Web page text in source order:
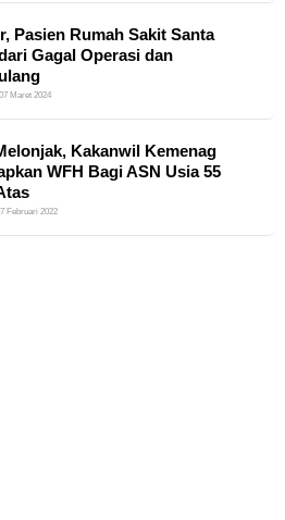
Pasien Rumah Sakit Santa
Gagal Operasi dan
Maret 2024
Kakanwil Kemenag
WFH Bagi ASN Usia 55
Februari 2022